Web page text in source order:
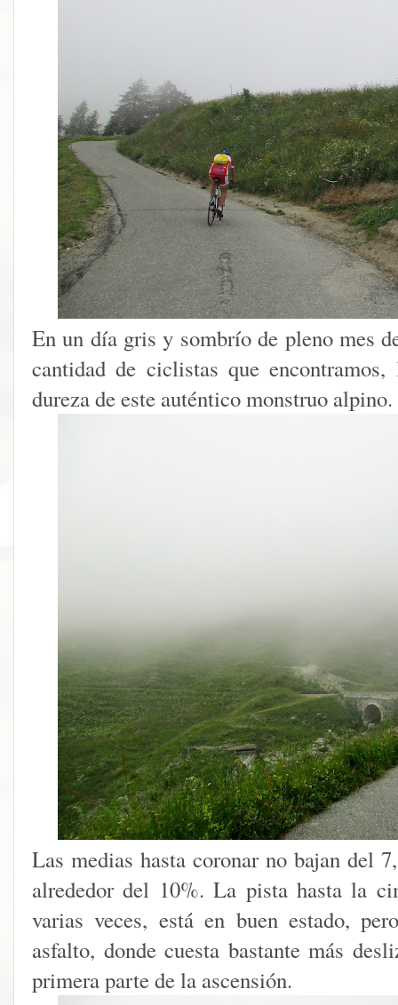
En un día gris y sombrío de pleno mes
cantidad de ciclistas que
dureza de este auténtico monstruo alpino.
Las medias hasta coronar no bajan del
alrededor del 10%. La pista hasta la
varias veces, está en buen estado,
asfalto, donde cuesta bastante más
primera parte de la ascensión.